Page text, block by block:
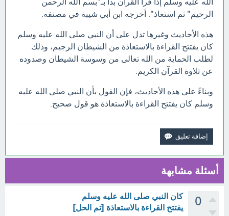
الرحيم" ثم استعاذ". أخرجه ابن أبي شيبة في مصنفه.
هذه الأحاديث وغيرها تدل على أن النبي صلى الله عليه وسلم
كان يفتتح القراءة بالاستعاذة من الشيطان الرجيم، وذلك
لطلب الحماية من الله تعالى من وسوسة الشيطان وصدوده
عن تلاوة القرآن الكريم.
وبناءً على هذه الأحاديث، فإن القول بأن النبي صلى الله عليه
وسلم كان يفتتح القراءة بالاستعاذة هو قول صحيح.
أسئلة مشابهة
0
كان النبي صلى الله عليه وسلم
يفتتح القراءة بالاستعاذة [تم الحل]